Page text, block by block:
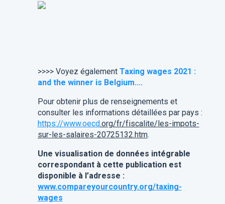
>>>> Voyez également Taxing wages 2021 :
and the winner is Belgium....
Pour obtenir plus de renseignements et
consulter les informations détaillées par pays :
https://www.oecd.org/fr/fiscalite/les-impots-
sur-les-salaires-20725132.htm.
Une visualisation de données intégrable
correspondant à cette publication est
disponible à l’adresse :
www.compareyourcountry.org/taxing-
wages